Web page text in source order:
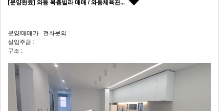
[분양완료] 와동 복층빌라 매매 / 와동체육관...
분양/매매가 : 전화문의
실입주금 :
구조 :